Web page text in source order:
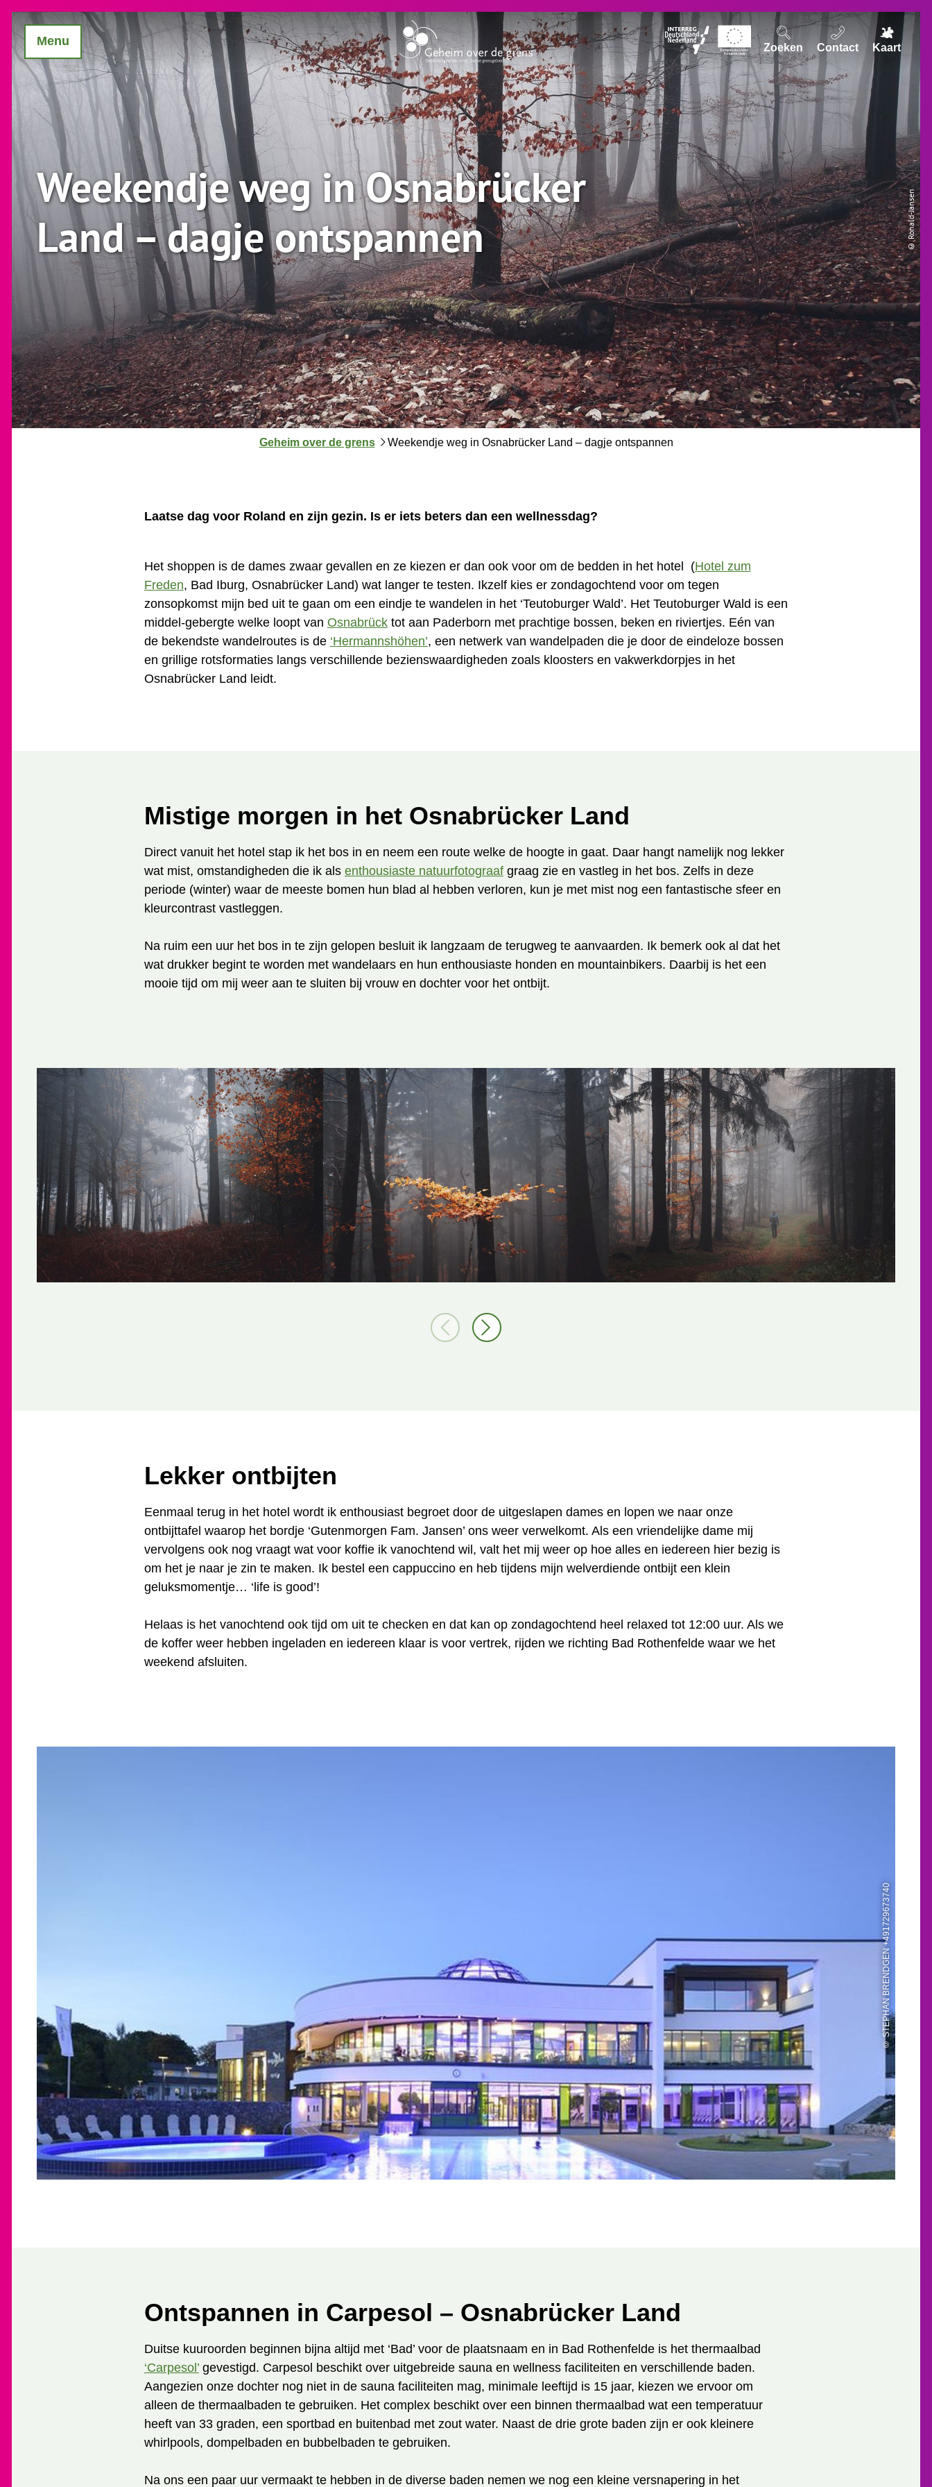
Zoeken Contact Kaart
Menu
© Ronald-Jansen
Weekendje weg in Osnabrücker
Land – dagje ontspannen
J
v
j
e
h
i
e
r
Geheim over de grens Weekendje weg in Osnabrücker Land – dagje ontspannen
Laatse dag voor Roland en zijn gezin. Is er iets beters dan een wellnessdag?
Het shoppen is de dames zwaar gevallen en ze kiezen er dan ook voor om de bedden in het hotel (Hotel zum
Freden, Bad Iburg, Osnabrücker Land) wat langer te testen. Ikzelf kies er zondagochtend voor om tegen
zonsopkomst mijn bed uit te gaan om een eindje te wandelen in het ‘Teutoburger Wald’. Het Teutoburger Wald is een
middel-gebergte welke loopt van Osnabrücktot aan Paderborn met prachtige bossen, beken en riviertjes. Eén van
de bekendste wandelroutes is de ‘Hermannshöhen’, een netwerk van wandelpaden die je door de eindeloze bossen
en grillige rotsformaties langs verschillende bezienswaardigheden zoals kloosters en vakwerkdorpjes in het
Osnabrücker Land leidt.
Mistige morgen in het Osnabrücker Land
Direct vanuit het hotel stap ik het bos in en neem een route welke de hoogte in gaat. Daar hangt namelijk nog lekker
wat mist, omstandigheden die ik als enthousiaste natuurfotograafgraag zie en vastleg in het bos. Zelfs in deze
periode (winter) waar de meeste bomen hun blad al hebben verloren, kun je met mist nog een fantastische sfeer en
kleurcontrast vastleggen.
Na ruim een uur het bos in te zijn gelopen besluit ik langzaam de terugweg te aanvaarden. Ik bemerk ook al dat het
wat drukker begint te worden met wandelaars en hun enthousiaste honden en mountainbikers. Daarbij is het een
mooie tijd om mij weer aan te sluiten bij vrouw en dochter voor het ontbijt.
Lekker ontbijten
Eenmaal terug in het hotel wordt ik enthousiast begroet door de uitgeslapen dames en lopen we naar onze
ontbijttafel waarop het bordje ‘Gutenmorgen Fam. Jansen’ ons weer verwelkomt. Als een vriendelijke dame mij
vervolgens ook nog vraagt wat voor koffie ik vanochtend wil, valt het mij weer op hoe alles en iedereen hier bezig is
om het je naar je zin te maken. Ik bestel een cappuccino en heb tijdens mijn welverdiende ontbijt een klein
geluksmomentje… ‘life is good’!
Helaas is het vanochtend ook tijd om uit te checken en dat kan op zondagochtend heel relaxed tot 12:00 uur. Als we
de koffer weer hebben ingeladen en iedereen klaar is voor vertrek, rijden we richting Bad Rothenfelde waar we het
weekend afsluiten.
© STEPHAN BRENDGEN +491729673740
Ontspannen in Carpesol – Osnabrücker Land
Duitse kuuroorden beginnen bijna altijd met ‘Bad’ voor de plaatsnaam en in Bad Rothenfelde is het thermaalbad
‘Carpesol’gevestigd. Carpesol beschikt over uitgebreide sauna en wellness faciliteiten en verschillende baden.
Aangezien onze dochter nog niet in de sauna faciliteiten mag, minimale leeftijd is 15 jaar, kiezen we ervoor om
alleen de thermaalbaden te gebruiken. Het complex beschikt over een binnen thermaalbad wat een temperatuur
heeft van 33 graden, een sportbad en buitenbad met zout water. Naast de drie grote baden zijn er ook kleinere
whirlpools, dompelbaden en bubbelbaden te gebruiken.
Na ons een paar uur vermaakt te hebben in de diverse baden nemen we nog een kleine versnapering in het